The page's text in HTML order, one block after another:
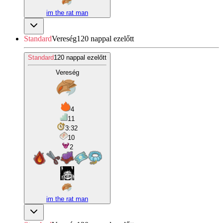
im the rat man
StandardVereség120 nappal ezelőtt
Standard120 nappal ezelőtt
Vereség
4
11
3:32
10
2
im the rat man